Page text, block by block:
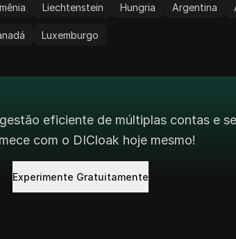
Liechtenstein Hungria Argentina
Luxemburgo
eficiente de múltiplas contas e
com o DICloak hoje mesmo!
Experimente Gratuitamente